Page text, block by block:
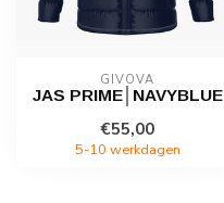
GIVOVA
JAS PRIME│NAVYBLUE
€55,00
5-10 werkdagen